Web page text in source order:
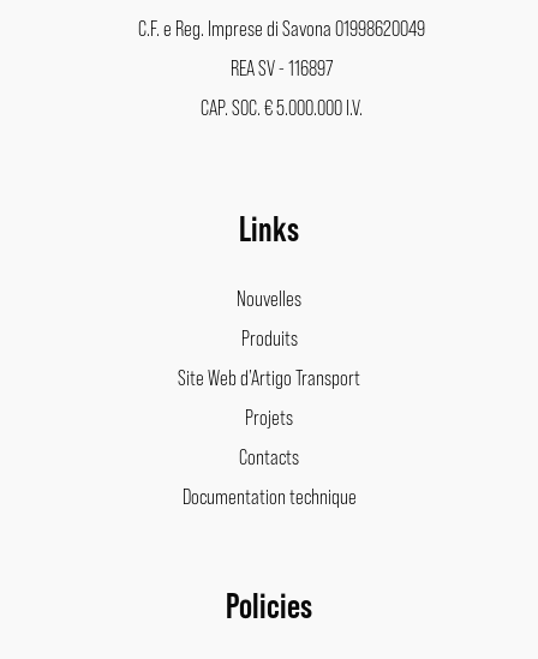
C.F. e Reg. Imprese di Savona 01998620049
REA SV - 116897
CAP. SOC. € 5.000.000 I.V.
Links
Nouvelles
Produits
Site Web d’Artigo Transport
Projets
Contacts
Documentation technique
Policies